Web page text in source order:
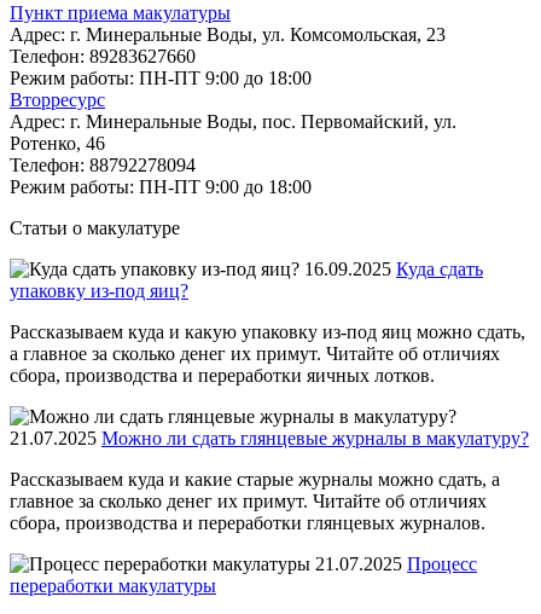
Пункт приема макулатуры
Адрес: г. Минеральные Воды, ул. Комсомольская, 23
Телефон: 89283627660
Режим работы: ПН-ПТ 9:00 до 18:00
Вторресурс
Адрес: г. Минеральные Воды, пос. Первомайский, ул.
Ротенко, 46
Телефон: 88792278094
Режим работы: ПН-ПТ 9:00 до 18:00
Статьи о макулатуре
16.09.2025 Куда сдать
упаковку из-под яиц?
Рассказываем куда и какую упаковку из-под яиц можно сдать,
а главное за сколько денег их примут. Читайте об отличиях
сбора, производства и переработки яичных лотков.
21.07.2025 Можно ли сдать глянцевые журналы в макулатуру?
Рассказываем куда и какие старые журналы можно сдать, а
главное за сколько денег их примут. Читайте об отличиях
сбора, производства и переработки глянцевых журналов.
21.07.2025 Процесс
переработки макулатуры